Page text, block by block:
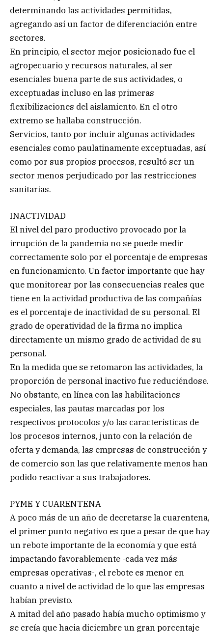
determinando las actividades permitidas,
agregando así un factor de diferenciación entre
sectores.
En principio, el sector mejor posicionado fue el
agropecuario y recursos naturales, al ser
esenciales buena parte de sus actividades, o
exceptuadas incluso en las primeras
flexibilizaciones del aislamiento. En el otro
extremo se hallaba construcción.
Servicios, tanto por incluir algunas actividades
esenciales como paulatinamente exceptuadas, así
como por sus propios procesos, resultó ser un
sector menos perjudicado por las restricciones
sanitarias.
INACTIVIDAD
El nivel del paro productivo provocado por la
irrupción de la pandemia no se puede medir
correctamente solo por el porcentaje de empresas
en funcionamiento. Un factor importante que hay
que monitorear por las consecuencias reales que
tiene en la actividad productiva de las compañías
es el porcentaje de inactividad de su personal. El
grado de operatividad de la firma no implica
directamente un mismo grado de actividad de su
personal.
En la medida que se retomaron las actividades, la
proporción de personal inactivo fue reduciéndose.
No obstante, en línea con las habilitaciones
especiales, las pautas marcadas por los
respectivos protocolos y/o las características de
los procesos internos, junto con la relación de
oferta y demanda, las empresas de construcción y
de comercio son las que relativamente menos han
podido reactivar a sus trabajadores.
PYME Y CUARENTENA
A poco más de un año de decretarse la cuarentena,
el primer punto negativo es que a pesar de que hay
un rebote importante de la economía y que está
impactando favorablemente -cada vez más
empresas operativas-, el rebote es menor en
cuanto a nivel de actividad de lo que las empresas
habían previsto.
A mitad del año pasado había mucho optimismo y
se creía que hacia diciembre un gran porcentaje